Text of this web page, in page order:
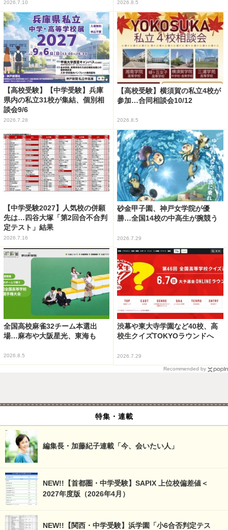
2026.7.10 2026.8.5
【高校受験】【中学受験】兵庫
県内の私立31校が集結、個別相
談会9/6
2026.7.28
【高校受験】横須賀の私立4校が
参加…合同相談会10/12
2026.8.5
【中学受験2027】人気校の併願
先は…四谷大塚「第2回合不合判
定テスト」結果
2026.7.16
砂金甲子園、神戸女学院が優
勝…全国14校の中高生が腕競う
2026.7.29
全国高校麻雀32チーム本選出
場…麻布や大阪星光、東海も
2026.8.5
渋幕や東大寺学園など40校、高
校生クイズTOKYOラウンドへ
2026.7.29
Recommended by
特集・連載
編集長・加藤紀子連載「今、会いたい人」
NEW!!【首都圏・中学受験】SAPIX 上位校偏差値＜
2027年度版（2026年4月）
NEW!!【関西・中学受験】浜学園「小6合否判定テス